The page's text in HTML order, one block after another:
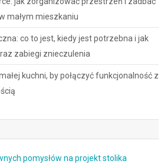
małym mieszkaniu
co to jest, kiedy jest potrzebna i jak
zabiegi znieczulenia
kuchni, by połączyć funkcjonalność z
pomysłów na projekt stolika